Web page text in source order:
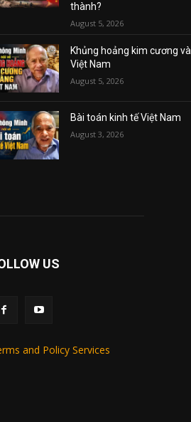
thành?
August 5, 2026
Khủng hoảng kim cương
Việt Nam
August 5, 2026
Bài toán kinh tế Việt Nam
August 3, 2026
US
and Policy Services